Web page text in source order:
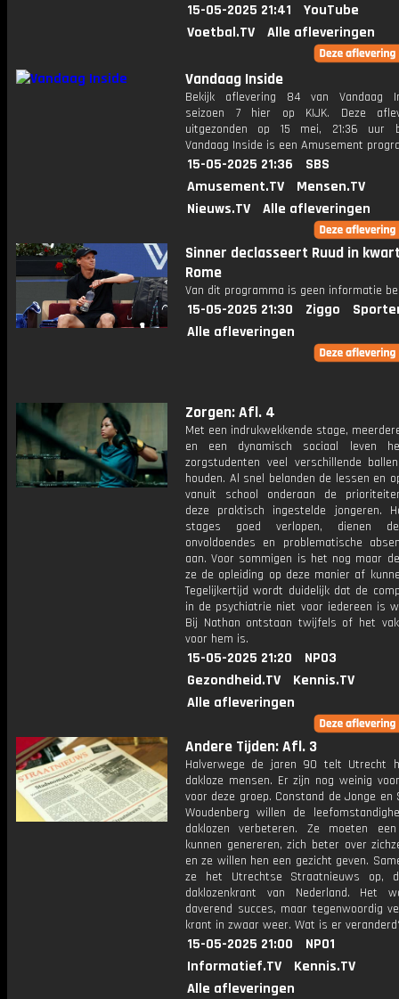
15-05-2025 21:41
YouTube
Voetbal.TV
Alle afleveringen
Vandaag Inside
Bekijk aflevering 84 van Vandaag
seizoen 7 hier op KIJK. Deze
uitgezonden op 15 mei, 21:36 uur
Vandaag Inside is een Amusement
15-05-2025 21:36
SBS
Amusement.TV
Mensen.TV
Nieuws.TV
Alle afleveringen
Sinner declasseert Ruud in
Rome
Van dit programma is geen informatie
15-05-2025 21:30 Ziggo
Alle afleveringen
Zorgen: Afl. 4
Met een indrukwekkende stage,
en een dynamisch sociaal leven
zorgstudenten veel verschillende
houden. Al snel belanden de lessen en
vanuit school onderaan de
deze praktisch ingestelde jongeren.
stages goed verlopen, dienen
onvoldoendes en problematische
aan. Voor sommigen is het nog maar
ze de opleiding op deze manier af
Tegelijkertijd wordt duidelijk dat de
in de psychiatrie niet voor iedereen is
Bij Nathan ontstaan twijfels of het
voor hem is.
15-05-2025 21:20
NPO3
Gezondheid.TV
Kennis.TV
Alle afleveringen
Andere Tijden: Afl. 3
Halverwege de jaren 90 telt Utrecht
dakloze mensen. Er zijn nog weinig
voor deze groep. Constand de Jonge en
Woudenberg willen de
daklozen verbeteren. Ze moeten
kunnen genereren, zich beter over
en ze willen hen een gezicht geven.
ze het Utrechtse Straatnieuws op,
daklozenkrant van Nederland. Het
daverend succes, maar tegenwoordig
krant in zwaar weer. Wat is er
15-05-2025 21:00
NPO1
Informatief.TV
Kennis.TV
Alle afleveringen